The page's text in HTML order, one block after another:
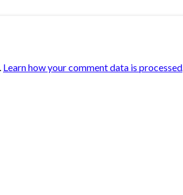
Learn how your comment data is processed